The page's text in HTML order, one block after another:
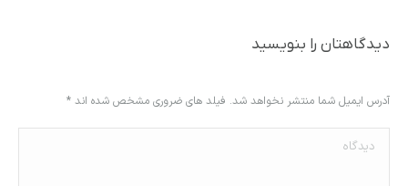
دیدگاهتان را بنویسید
آدرس ایمیل شما منتشر نخواهد شد. فیلد های ضروری مشخص شده اند *
دیدگاه